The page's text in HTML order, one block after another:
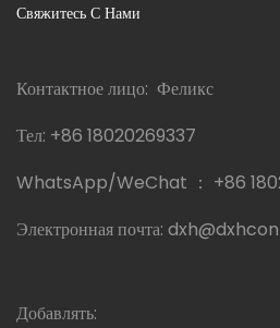
Свяжитесь С Нами
Контактное лицо: Феликс
Тел: +86 18020269337
WhatsApp/WeChat ： +86
Электронная почта:
Добавлять: